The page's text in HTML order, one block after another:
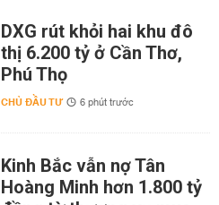
DXG rút khỏi hai khu đô
thị 6.200 tỷ ở Cần Thơ,
Phú Thọ
CHỦ ĐẦU TƯ 6 phút trước
Kinh Bắc vẫn nợ Tân
Hoàng Minh hơn 1.800 tỷ